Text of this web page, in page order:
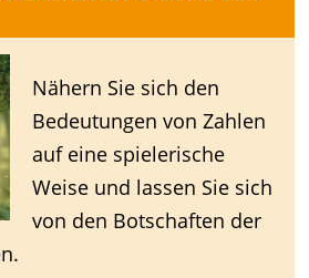
Nähern Sie sich den
Bedeutungen von Zahlen
auf eine spielerische
Weise und lassen Sie sich
von den Botschaften der